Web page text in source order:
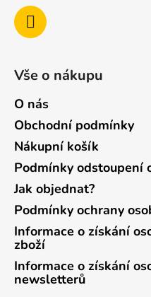
Vše o nákupu
O nás
Obchodní podmínky
Nákupní košík
Podmínky odstoupení
Jak objednat?
Podmínky ochrany
Informace o získání
zboží
Informace o získání
newsletterů